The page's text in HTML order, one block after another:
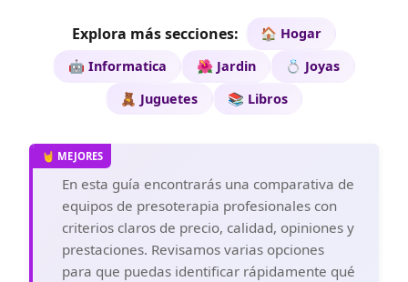
Explora más secciones:
🏠 Hogar
🤖 Informatica
🌺 Jardin
💍 Joyas
🧸 Juguetes
📚 Libros
En esta guía encontrarás una comparativa de
equipos de presoterapia profesionales con
criterios claros de precio, calidad, opiniones y
prestaciones. Revisamos varias opciones
para que puedas identificar rápidamente qué